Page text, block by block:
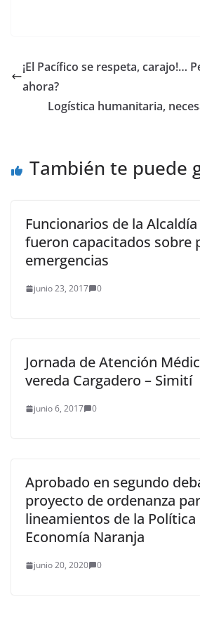
municipios. El próximo
3 de Agosto se hace la
entrega definitiva por…
¡El Pacífico se respeta, carajo!…
ahora?
Logística humanitaria,
También te puede
Funcionarios de la
fueron capacitados sobre
emergencias
junio 23, 2017 0
Jornada de Atención
vereda Cargadero – Simití
junio 6, 2017 0
Aprobado en segundo
proyecto de ordenanza
lineamientos de la Política
Economía Naranja
junio 20, 2020 0